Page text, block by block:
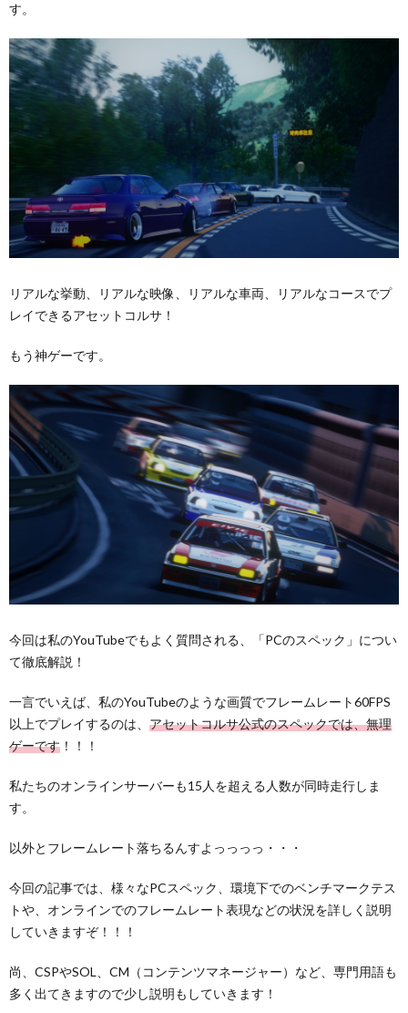
す。
リアルな挙動、リアルな映像、リアルな車両、リアルなコースでプ
レイできるアセットコルサ！
もう神ゲーです。
今回は私のYouTubeでもよく質問される、「PCのスペック」につい
て徹底解説！
一言でいえば、私のYouTubeのような画質でフレームレート60FPS
以上でプレイするのは、 アセットコルサ公式のスペックでは、無理
ゲーです ！！！
私たちのオンラインサーバーも15人を超える人数が同時走行しま
す。
以外とフレームレート落ちるんすよっっっっ・・・
今回の記事では、様々なPCスペック、環境下でのベンチマークテス
トや、オンラインでのフレームレート表現などの状況を詳しく説明
していきますぞ！！！
尚、CSPやSOL、CM（コンテンツマネージャー）など、専門用語も
多く出てきますので少し説明もしていきます！